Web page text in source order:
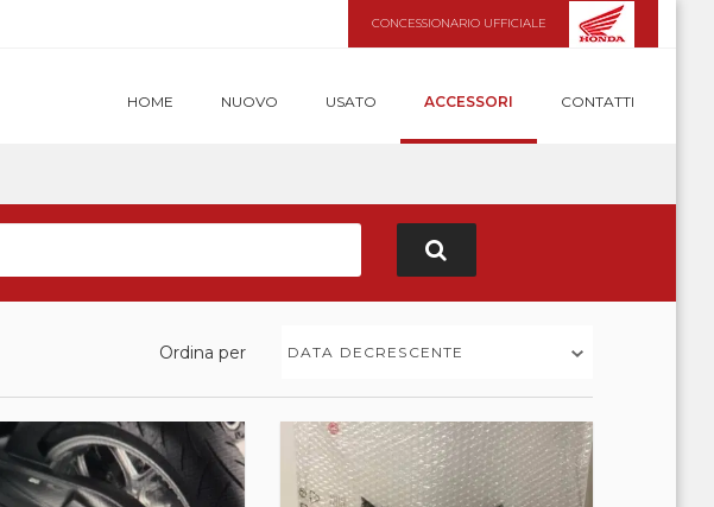
CONCESSIONARIO UFFICIALE
HOME NUOVO USATO ACCESSORI CONTATTI
Ordina per DATA DECRESCENTE